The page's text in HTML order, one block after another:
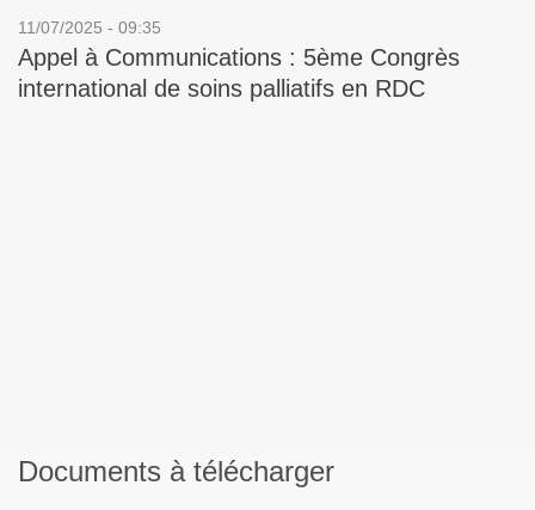
11/07/2025 - 09:35
Appel à Communications : 5ème Congrès
international de soins palliatifs en RDC
Documents à télécharger